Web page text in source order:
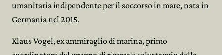
umanitaria indipendente per il soccorso in mare, nata in
Germania nel 2015.
Klaus Vogel, ex ammiraglio di marina, primo